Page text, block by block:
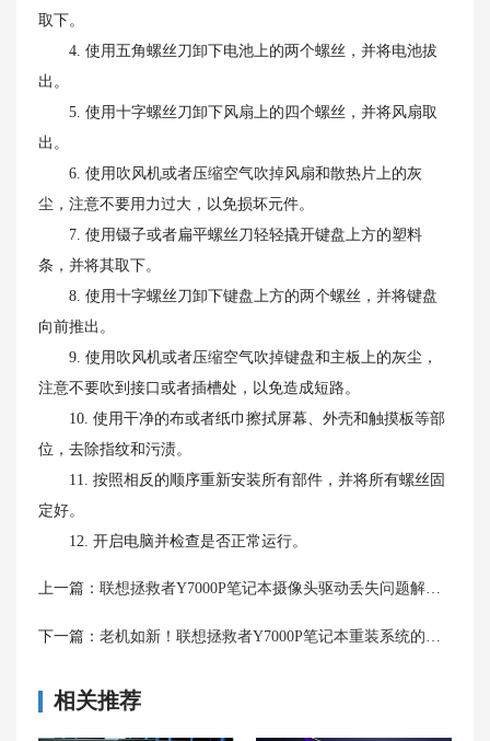
取下。
4. 使用五角螺丝刀卸下电池上的两个螺丝，并将电池拔
出。
5. 使用十字螺丝刀卸下风扇上的四个螺丝，并将风扇取
出。
6. 使用吹风机或者压缩空气吹掉风扇和散热片上的灰
尘，注意不要用力过大，以免损坏元件。
7. 使用镊子或者扁平螺丝刀轻轻撬开键盘上方的塑料
条，并将其取下。
8. 使用十字螺丝刀卸下键盘上方的两个螺丝，并将键盘
向前推出。
9. 使用吹风机或者压缩空气吹掉键盘和主板上的灰尘，
注意不要吹到接口或者插槽处，以免造成短路。
10. 使用干净的布或者纸巾擦拭屏幕、外壳和触摸板等部
位，去除指纹和污渍。
11. 按照相反的顺序重新安装所有部件，并将所有螺丝固
定好。
12. 开启电脑并检查是否正常运行。
上一篇： 联想拯救者Y7000P笔记本摄像头驱动丢失问题解决方法
下一篇： 老机如新！联想拯救者Y7000P笔记本重装系统的详细步骤解析
相关推荐